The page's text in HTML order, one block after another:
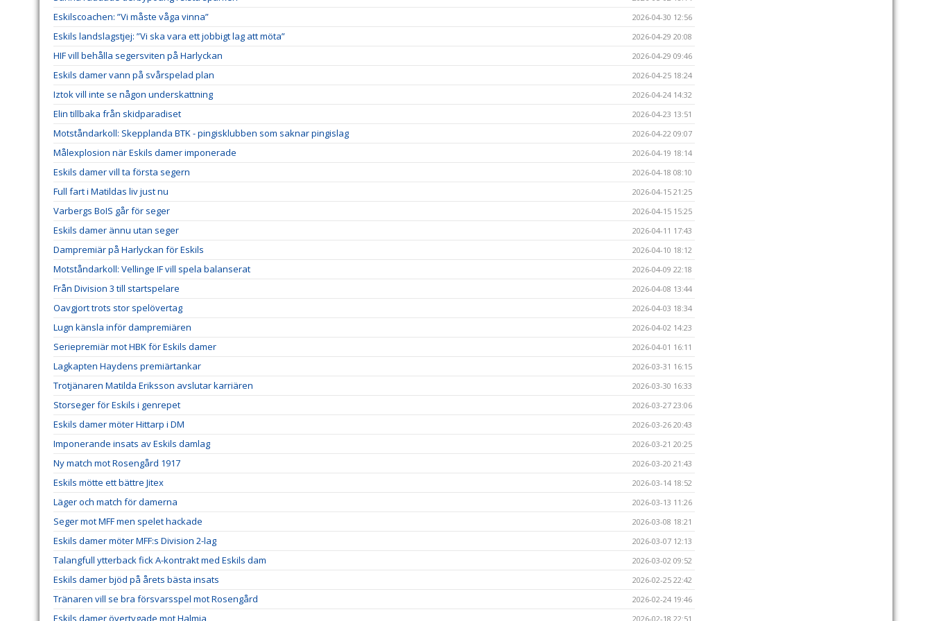
Eskilscoachen: ”Vi måste våga vinna” 2026-04-30 12:56
Eskils landslagstjej: ”Vi ska vara ett jobbigt lag att möta” 2026-04-29 20:08
HIF vill behålla segersviten på Harlyckan 2026-04-29 09:46
Eskils damer vann på svårspelad plan 2026-04-25 18:24
Iztok vill inte se någon underskattning 2026-04-24 14:32
Elin tillbaka från skidparadiset 2026-04-23 13:51
Motståndarkoll: Skepplanda BTK - pingisklubben som saknar pingislag 2026-04-22 09:07
Målexplosion när Eskils damer imponerade 2026-04-19 18:14
Eskils damer vill ta första segern 2026-04-18 08:10
Full fart i Matildas liv just nu 2026-04-15 21:25
Varbergs BoIS går för seger 2026-04-15 15:25
Eskils damer ännu utan seger 2026-04-11 17:43
Dampremiär på Harlyckan för Eskils 2026-04-10 18:12
Motståndarkoll: Vellinge IF vill spela balanserat 2026-04-09 22:18
Från Division 3 till startspelare 2026-04-08 13:44
Oavgjort trots stor spelövertag 2026-04-03 18:34
Lugn känsla inför dampremiären 2026-04-02 14:23
Seriepremiär mot HBK för Eskils damer 2026-04-01 16:11
Lagkapten Haydens premiärtankar 2026-03-31 16:15
Trotjänaren Matilda Eriksson avslutar karriären 2026-03-30 16:33
Storseger för Eskils i genrepet 2026-03-27 23:06
Eskils damer möter Hittarp i DM 2026-03-26 20:43
Imponerande insats av Eskils damlag 2026-03-21 20:25
Ny match mot Rosengård 1917 2026-03-20 21:43
Eskils mötte ett bättre Jitex 2026-03-14 18:52
Läger och match för damerna 2026-03-13 11:26
Seger mot MFF men spelet hackade 2026-03-08 18:21
Eskils damer möter MFF:s Division 2-lag 2026-03-07 12:13
Talangfull ytterback fick A-kontrakt med Eskils dam 2026-03-02 09:52
Eskils damer bjöd på årets bästa insats 2026-02-25 22:42
Tränaren vill se bra försvarsspel mot Rosengård 2026-02-24 19:46
Eskils damer övertygade mot Halmia 2026-02-18 22:51